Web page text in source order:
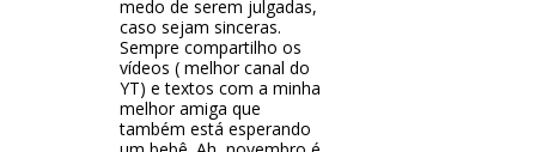
medo de serem julgadas,
caso sejam sinceras.
Sempre compartilho os
vídeos ( melhor canal do
YT) e textos com a minha
melhor amiga que
também está esperando